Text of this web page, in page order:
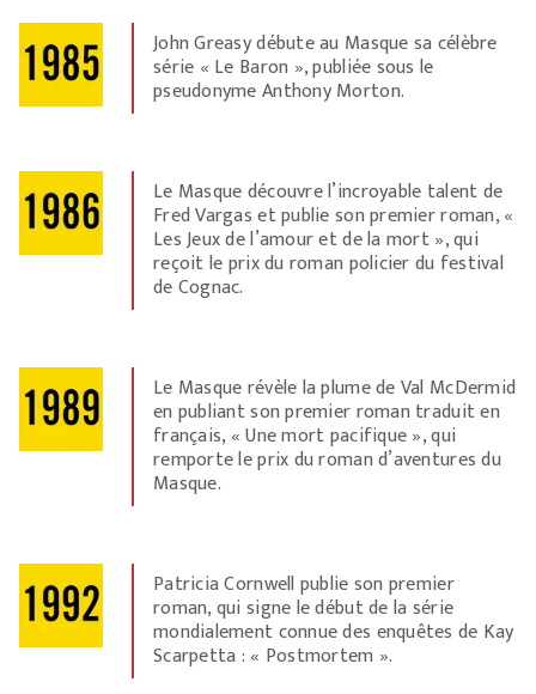
John Greasy débute au Masque sa célèbre
série « Le Baron », publiée sous le
pseudonyme Anthony Morton.
Le Masque découvre l’incroyable talent de
Fred Vargas et publie son premier roman, «
Les Jeux de l’amour et de la mort », qui
reçoit le prix du roman policier du festival
de Cognac.
Le Masque révèle la plume de Val McDermid
en publiant son premier roman traduit en
français, « Une mort pacifique », qui
remporte le prix du roman d’aventures du
Masque.
Patricia Cornwell publie son premier
roman, qui signe le début de la série
mondialement connue des enquêtes de Kay
Scarpetta : « Postmortem ».